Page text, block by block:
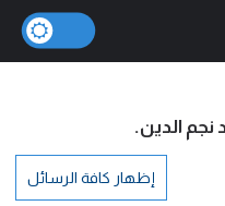
نجم الدين.
إظهار كافة الرسائل